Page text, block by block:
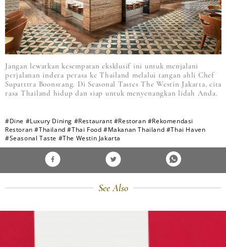
Jangan lewatkan kesempatan eksklusif ini untuk menjalani
perjalanan indera perasa ke Thailand melalui tangan ahli Chef
Supatttra Boonsrang. Di Seasonal Tastes The Westin Jakarta, cita
rasa Thailand hidup dan siap untuk menyenangkan lidah Anda.
#Dine #Luxury Dining #Restaurant #Restoran #Rekomendasi
Restoran #Thailand #Thai Food #Makanan Thailand #Thai Haven
#Seasonal Taste #The Westin Jakarta
See Also